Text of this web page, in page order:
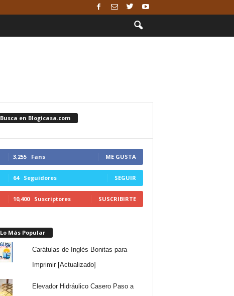
Busca en Blogicasa.com
3,255 Fans ME GUSTA
64 Seguidores SEGUIR
10,400 Suscriptores SUSCRIBIRTE
Lo Más Popular
Carátulas de Inglés Bonitas para
Imprimir [Actualizado]
Elevador Hidráulico Casero Paso a